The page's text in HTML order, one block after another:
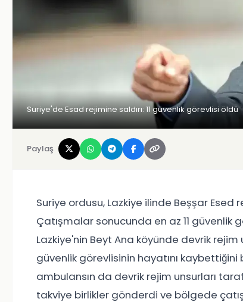
Suriye'de Esad rejimine saldırı: 11 güvenlik görevlisi öldü
Paylaş
Suriye ordusu, Lazkiye ilinde Beşşar Esed
Çatışmalar sonucunda en az 11 güvenlik
Lazkiye'nin Beyt Ana köyünde devrik rejim
güvenlik görevlisinin hayatını
ambulansın da devrik rejim unsurları
takviye birlikler gönderdi ve bölgede